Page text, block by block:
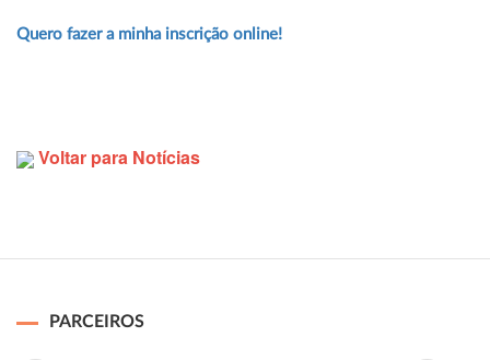
Quero fazer a minha inscrição online!
Voltar para Notícias
PARCEIROS